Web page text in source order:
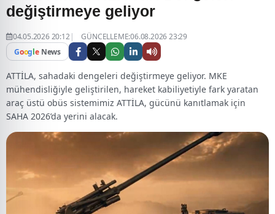
değiştirmeye geliyor
04.05.2026 20:12
GÜNCELLEME:06.08.2026 23:29
Google News
ATTİLA, sahadaki dengeleri değiştirmeye geliyor. MKE
mühendisliğiyle geliştirilen, hareket kabiliyetiyle fark yaratan
araç üstü obüs sistemimiz ATTİLA, gücünü kanıtlamak için
SAHA 2026’da yerini alacak.